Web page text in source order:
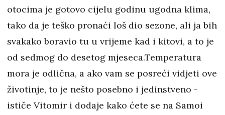
otocima je gotovo cijelu godinu ugodna klima,
tako da je teško pronaći loš dio sezone, ali ja bih
svakako boravio tu u vrijeme kad i kitovi, a to je
od sedmog do desetog mjeseca.Temperatura
mora je odlična, a ako vam se posreći vidjeti ove
životinje, to je nešto posebno i jedinstveno -
ističe Vitomir i dodaje kako ćete se na Samoi